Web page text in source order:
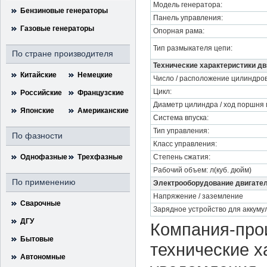
Бензиновые генераторы
Газовые генераторы
По стране производителя
Китайские Немецкие
Российские Французские
Японские Американские
По фазности
Однофазные Трехфазные
По применению
Сварочные
ДГУ
Бытовые
Автономные
Модель генератора:
Панель управления:
Опорная рама:
Тип размыкателя цепи:
Технические характеристики
Число / расположение
Цикл:
Диаметр цилиндра / ход
Система впуска:
Тип управления:
Класс управления:
Степень сжатия:
Рабочий объем: л(куб. дюйм)
Электрооборудование
Напряжение / заземление
Зарядное устройство для
Компания-
технические